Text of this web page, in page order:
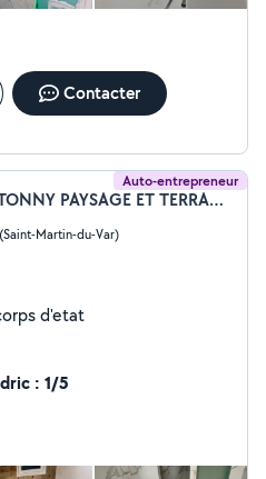
Contacter
Auto-entrepreneur
platon Prendi (TONNY PAYSAGE ET TERRASSEMENT)
Martin-du-Var)
d'etat
: 1/5